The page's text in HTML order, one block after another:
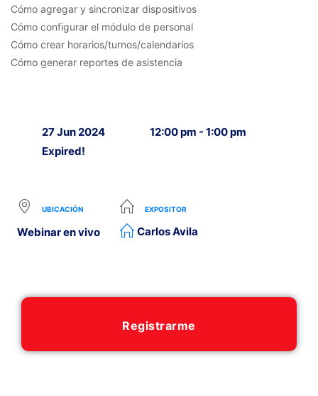
Cómo agregar y sincronizar dispositivos
Cómo configurar el módulo de personal
Cómo crear horarios/turnos/calendarios
Cómo generar reportes de asistencia
27 Jun 2024
Expired!
12:00 pm - 1:00 pm
UBICACIÓN
Webinar en vivo
EXPOSITOR
Carlos Avila
Registrarme